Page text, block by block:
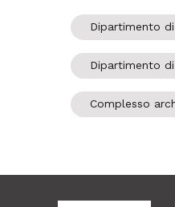
Dipartimento
Dipartimento
Complesso